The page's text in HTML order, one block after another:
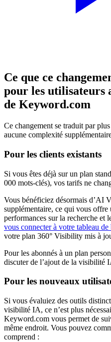
Ce que ce
pour les utilisateurs
de Keyword.com
Ce changement se traduit par
aucune complexité
Pour les clients existants
Si vous êtes déjà sur un plan
000 mots-clés), vos tarifs ne
Vous bénéficiez désormais d’AI
supplémentaire, ce qui vous
performances sur la recherche
vous connecter à votre tableau
votre plan 360° Visibility mis à
Pour les abonnés à un plan
discuter de l’ajout de la visibilité
Pour les nouveaux
Si vous évaluiez des outils
visibilité IA, ce n’est plus
Keyword.com vous permet de
même endroit. Vous pouvez
comprend :